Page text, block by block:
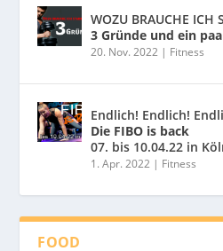
WOZU BRAUCHE ICH
3 Gründe und ein
20. Nov. 2022 | Fitness
Endlich! Endlich!
Die FIBO is back
07. bis 10.04.22 in
1. Apr. 2022 | Fitness
FOOD